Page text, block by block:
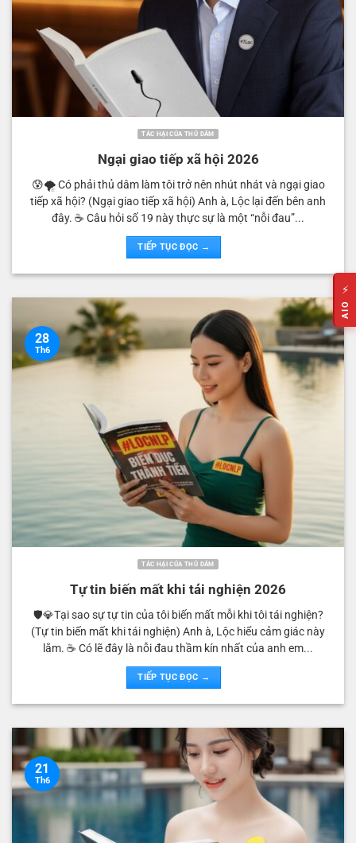
TÁC HẠI CỦA THỦ DÂM
Ngại giao tiếp xã hội 2026
😰🌪️ Có phải thủ dâm làm tôi trở nên nhút nhát và ngại giao
tiếp xã hội? (Ngại giao tiếp xã hội) Anh à, Lộc lại đến bên anh
đây. ☕️ Câu hỏi số 19 này thực sự là một “nỗi đau”...
TIẾP TỤC ĐỌC →
TÁC HẠI CỦA THỦ DÂM
Tự tin biến mất khi tái nghiện 2026
🛡️💎Tại sao sự tự tin của tôi biến mất mỗi khi tôi tái nghiện?
(Tự tin biến mất khi tái nghiện) Anh à, Lộc hiểu cảm giác này
lắm. ☕️ Có lẽ đây là nỗi đau thầm kín nhất của anh em...
TIẾP TỤC ĐỌC →
28
Th6
21
Th6
⚡
AIO